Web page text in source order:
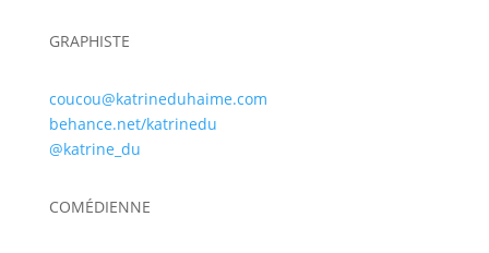
GRAPHISTE
coucou@katrineduhaime.com
behance.net/katrinedu
@katrine_du
COMÉDIENNE